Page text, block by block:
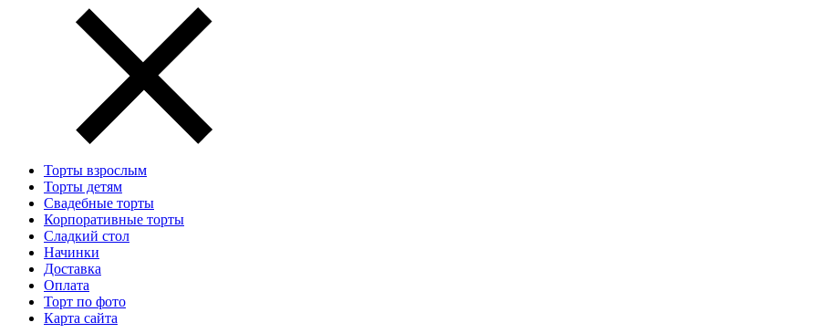
Торты взрослым
Торты детям
Свадебные торты
Корпоративные торты
Сладкий стол
Начинки
Доставка
Оплата
Торт по фото
Карта сайта